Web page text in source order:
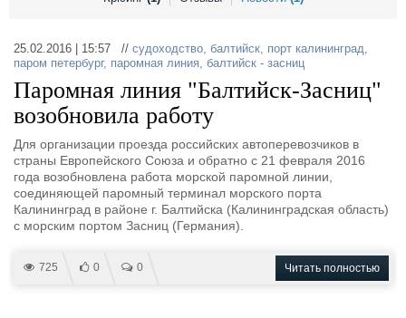
Конференции
Личности
Словарь
Флот
Форум
Все службы
25.02.2016 | 15:57 // судоходство, балтийск, порт калининград,
паром петербург, паромная линия, балтийск - засниц
Паромная линия "Балтийск-Засниц"
возобновила работу
Для организации проезда российских автоперевозчиков в
страны Европейского Союза и обратно с 21 февраля 2016
года возобновлена работа морской паромной линии,
соединяющей паромный терминал морского порта
Калининград в районе г. Балтийска (Калининградская область)
с морским портом Засниц (Германия).
725 0 0 Читать полностью